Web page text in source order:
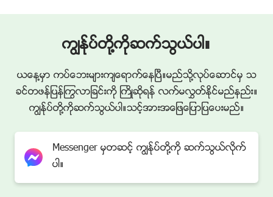
ကြၽန္ုပ္တို႔ကိုဆက္သြယ္ပါ။
ယေန႔မွာ ကပ္ေဘးမ်ားက်ေရာက္ေနၿပီ။မည္သို႔လုပ္ေဆာင္မွ သ
ခင္တဖန္ျပန္ႂကြလာျခင္းကို ႀကိဳဆိုရန္ လက္မလႊတ္ႏိုင္မည္နည္း။
ကြၽန္ုပ္တို႔ကိုဆက္သြယ္ပါ။သင့္အားအေျဖေျပာျပေပးမည္။
Messenger မွတဆင့္ ကြၽန္ုပ္တို႔ကို ဆက္သြယ္လိုက္
ပါ။